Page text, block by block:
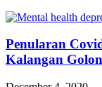
Penularan
Kalangan